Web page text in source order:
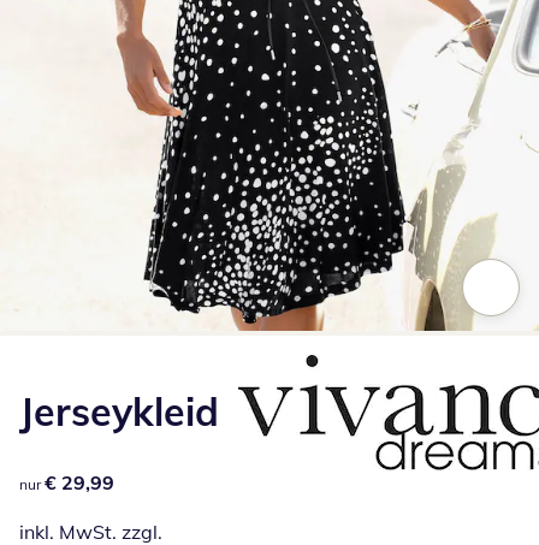
Jerseykleid
€ 29,99
nur € 29,99
inkl. MwSt. zzgl.